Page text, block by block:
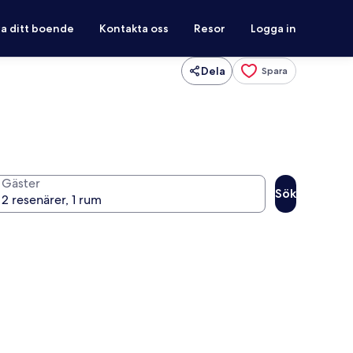
ditt boende Kontakta oss Resor Logga in
Dela Spara
Gäster
Sök